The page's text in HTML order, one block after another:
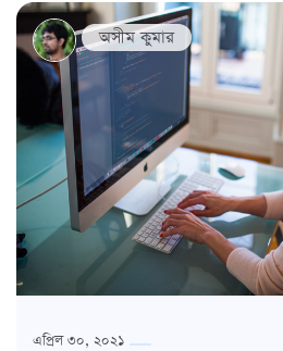
অসীম কুমার
এপ্রিল ৩০, ২০২১